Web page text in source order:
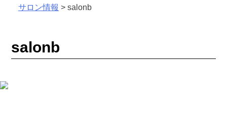
サロン情報 > salonb
salonb